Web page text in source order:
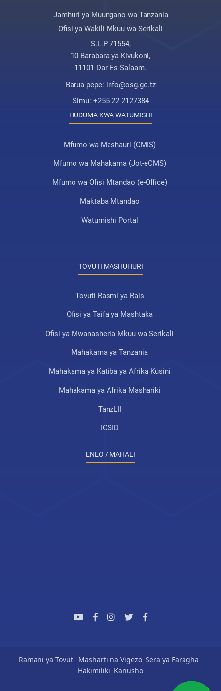
Jamhuri ya Muungano wa Tanzania
Ofisi ya Wakili Mkuu wa Serikali
S.L.P 71554,
10 Barabara ya Kivukoni,
11101 Dar Es Salaam.
Barua pepe: info@osg.go.tz
Simu: +255 22 2127384
HUDUMA KWA WATUMISHI
Mfumo wa Mashauri (CMIS)
Mfumo wa Mahakama (Jot-eCMS)
Mfumo wa Ofisi Mtandao (e-Office)
Maktaba Mtandao
Watumishi Portal
TOVUTI MASHUHURI
Tovuti Rasmi ya Rais
Ofisi ya Taifa ya Mashtaka
Ofisi ya Mwanasheria Mkuu wa Serikali
Mahakama ya Tanzania
Mahakama ya Katiba ya Afrika Kusini
Mahakama ya Afrika Mashariki
TanzLII
ICSID
ENEO / MAHALI
Ramani ya Tovuti Masharti na Vigezo Sera ya Faragha
Hakimiliki Kanusho